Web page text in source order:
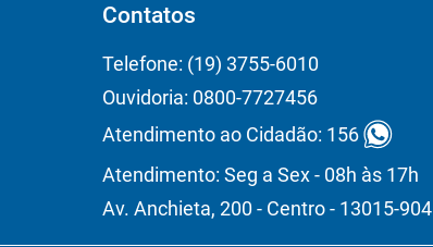
Contatos
Telefone: (19) 3755-6010
Ouvidoria: 0800-7727456
Atendimento ao Cidadão: 156
Atendimento: Seg a Sex - 08h às 17h
Av. Anchieta, 200 - Centro - 13015-904